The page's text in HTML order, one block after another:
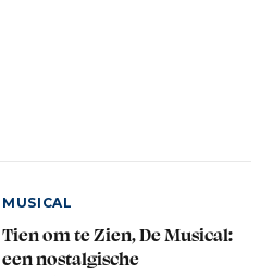
MUSICAL
Tien om te Zien, De Musical:
een nostalgische